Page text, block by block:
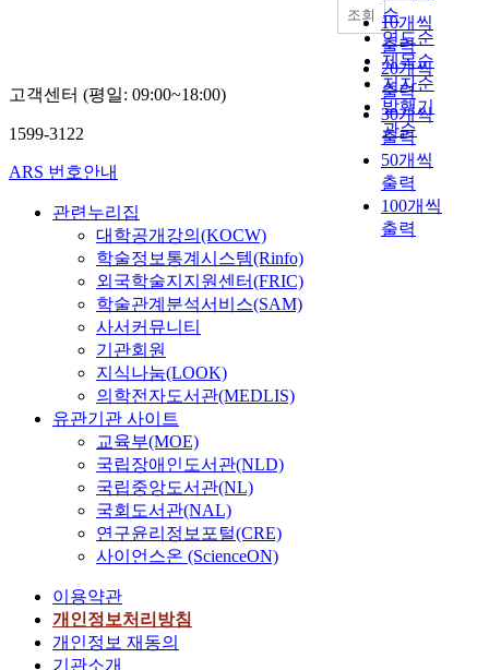
순
연도순
제목순
저자순
발행기
관순
10개씩
출력
20개씩
출력
30개씩
출력
50개씩
출력
100개씩
출력
조회
고객센터 (평일: 09:00~18:00)
1599-3122
ARS 번호안내
관련누리집
대학공개강의(KOCW)
학술정보통계시스템(Rinfo)
외국학술지지원센터(FRIC)
학술관계분석서비스(SAM)
사서커뮤니티
기관회원
지식나눔(LOOK)
의학전자도서관(MEDLIS)
유관기관 사이트
교육부(MOE)
국립장애인도서관(NLD)
국립중앙도서관(NL)
국회도서관(NAL)
연구윤리정보포털(CRE)
사이언스온 (ScienceON)
이용약관
개인정보처리방침
개인정보 재동의
기관소개